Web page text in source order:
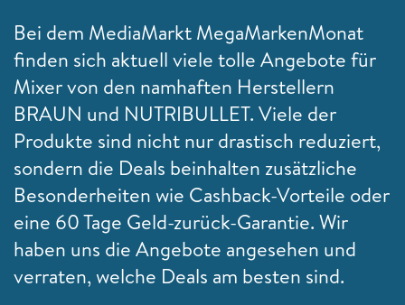
Bei dem MediaMarkt MegaMarkenMonat
finden sich aktuell viele tolle Angebote für
Mixer von den namhaften Herstellern
BRAUN und NUTRIBULLET. Viele der
Produkte sind nicht nur drastisch reduziert,
sondern die Deals beinhalten zusätzliche
Besonderheiten wie Cashback-Vorteile oder
eine 60 Tage Geld-zurück-Garantie. Wir
haben uns die Angebote angesehen und
verraten, welche Deals am besten sind.